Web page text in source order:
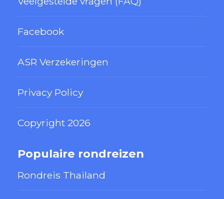
Facebook
ASR Verzekeringen
Privacy Policy
Copyright 2026
Populaire rondreizen
Rondreis Thailand